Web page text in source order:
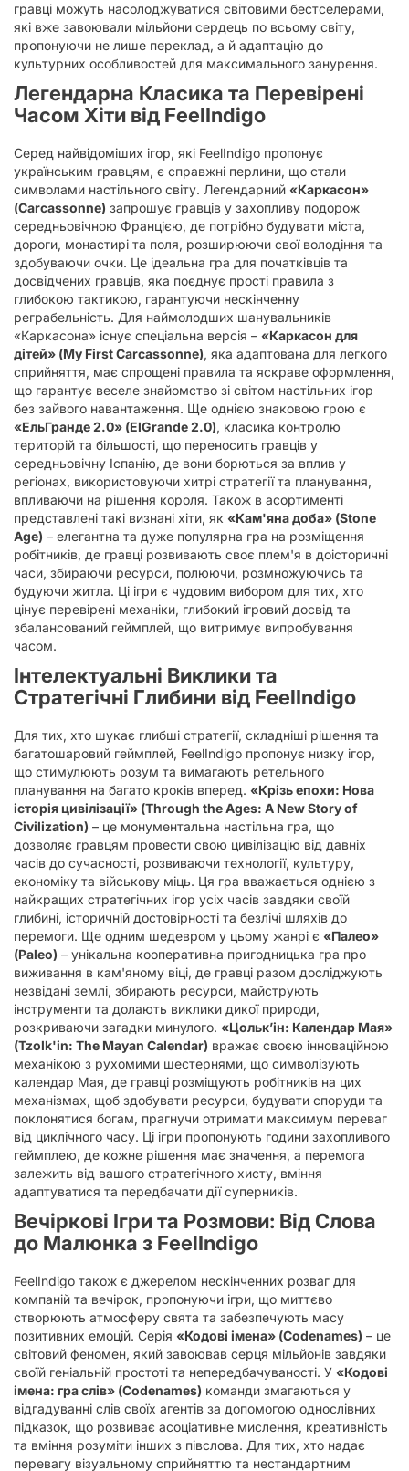
гравці можуть насолоджуватися світовими бестселерами,
які вже завоювали мільйони сердець по всьому світу,
пропонуючи не лише переклад, а й адаптацію до
культурних особливостей для максимального занурення.
Легендарна Класика та Перевірені
Часом Хіти від FeelIndigo
Серед найвідоміших ігор, які FeelIndigo пропонує
українським гравцям, є справжні перлини, що стали
символами настільного світу. Легендарний «Каркасон»
(Carcassonne) запрошує гравців у захопливу подорож
середньовічною Францією, де потрібно будувати міста,
дороги, монастирі та поля, розширюючи свої володіння та
здобуваючи очки. Це ідеальна гра для початківців та
досвідчених гравців, яка поєднує прості правила з
глибокою тактикою, гарантуючи нескінченну
реграбельність. Для наймолодших шанувальників
«Каркасона» існує спеціальна версія – «Каркасон для
дітей» (My First Carcassonne), яка адаптована для легкого
сприйняття, має спрощені правила та яскраве оформлення,
що гарантує веселе знайомство зі світом настільних ігор
без зайвого навантаження. Ще однією знаковою грою є
«ЕльГранде 2.0» (ElGrande 2.0), класика контролю
територій та більшості, що переносить гравців у
середньовічну Іспанію, де вони борються за вплив у
регіонах, використовуючи хитрі стратегії та планування,
впливаючи на рішення короля. Також в асортименті
представлені такі визнані хіти, як «Кам'яна доба» (Stone
Age) – елегантна та дуже популярна гра на розміщення
робітників, де гравці розвивають своє плем'я в доісторичні
часи, збираючи ресурси, полюючи, розмножуючись та
будуючи житла. Ці ігри є чудовим вибором для тих, хто
цінує перевірені механіки, глибокий ігровий досвід та
збалансований геймплей, що витримує випробування
часом.
Інтелектуальні Виклики та
Стратегічні Глибини від FeelIndigo
Для тих, хто шукає глибші стратегії, складніші рішення та
багатошаровий геймплей, FeelIndigo пропонує низку ігор,
що стимулюють розум та вимагають ретельного
планування на багато кроків вперед. «Крізь епохи: Нова
історія цивілізації» (Through the Ages: A New Story of
Civilization) – це монументальна настільна гра, що
дозволяє гравцям провести свою цивілізацію від давніх
часів до сучасності, розвиваючи технології, культуру,
економіку та військову міць. Ця гра вважається однією з
найкращих стратегічних ігор усіх часів завдяки своїй
глибині, історичній достовірності та безлічі шляхів до
перемоги. Ще одним шедевром у цьому жанрі є «Палео»
(Paleo) – унікальна кооперативна пригодницька гра про
виживання в кам'яному віці, де гравці разом досліджують
незвідані землі, збирають ресурси, майструють
інструменти та долають виклики дикої природи,
розкриваючи загадки минулого. «Цольк’ін: Календар Мая»
(Tzolk'in: The Mayan Calendar) вражає своєю інноваційною
механікою з рухомими шестернями, що символізують
календар Мая, де гравці розміщують робітників на цих
механізмах, щоб здобувати ресурси, будувати споруди та
поклонятися богам, прагнучи отримати максимум переваг
від циклічного часу. Ці ігри пропонують години захопливого
геймплею, де кожне рішення має значення, а перемога
залежить від вашого стратегічного хисту, вміння
адаптуватися та передбачати дії суперників.
Вечіркові Ігри та Розмови: Від Слова
до Малюнка з FeelIndigo
FeelIndigo також є джерелом нескінченних розваг для
компаній та вечірок, пропонуючи ігри, що миттєво
створюють атмосферу свята та забезпечують масу
позитивних емоцій. Серія «Кодові імена» (Codenames) – це
світовий феномен, який завоював серця мільйонів завдяки
своїй геніальній простоті та непередбачуваності. У «Кодові
імена: гра слів» (Codenames) команди змагаються у
відгадуванні слів своїх агентів за допомогою однослівних
підказок, що розвиває асоціативне мислення, креативність
та вміння розуміти інших з півслова. Для тих, хто надає
перевагу візуальному сприйняттю та нестандартним